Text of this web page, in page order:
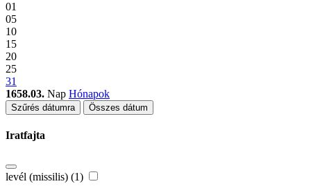
01
05
10
15
20
25
31
1658.03. Nap Hónapok
Szűrés dátumra Összes dátum
Iratfajta
levél (missilis) (1)